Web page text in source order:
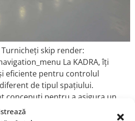
skip render:
La KADRA, îți
eficiente pentru controlul
de tipul spațiului.
concepuți pentru a asigura un
și pot fi integrați cu ușurință în